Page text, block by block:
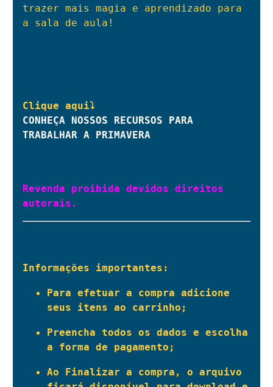
trazer mais magia e aprendizado para
a sala de aula!
CONHEÇA NOSSOS RECURSOS PARA
TRABALHAR A PRIMAVERA
Revenda proibida devidos direitos
autorais.
Informações importantes:
Para efetuar a compra adicione
seus itens ao carrinho;
Preencha todos os dados e escolha
a forma de pagamento;
Ao Finalizar a compra, o arquivo